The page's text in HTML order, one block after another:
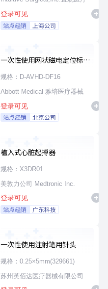
司
登录可见
站点经销 上海公司
一次性使用网状磁电定位标测
导管
规格：D-AVHD-DF16
Abbott Medical 雅培医疗器械
登录可见
站点经销 北京公司
植入式心脏起搏器
规格：X3DR01
美敦力公司 Medtronic Inc.
登录可见
站点经销 广东科技
一次性使用注射笔用针头
规格：0.25×5mm(329661)
苏州英佰达医疗器械有限公司